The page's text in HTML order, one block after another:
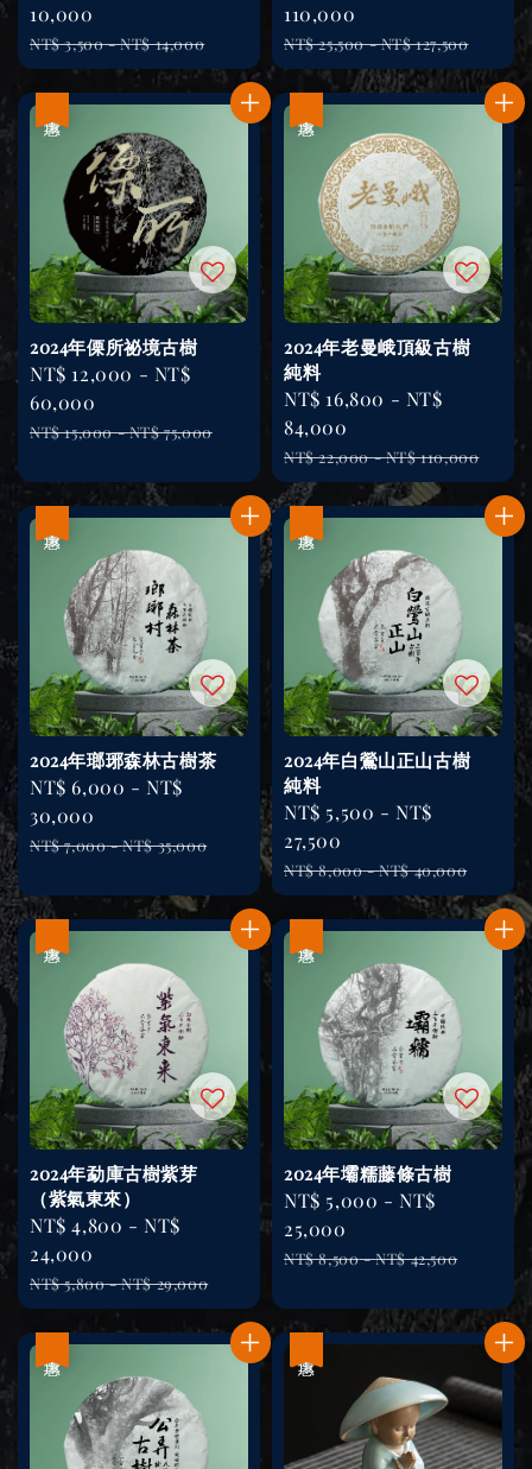
price
10,000
Regular
price
NT$ 3,500-NT$ 14,000
price
110,000
Regular
price
NT$ 25,500-NT$ 127,500
2024年傈所祕境古樹
Sale
price
NT$ 12,000 - NT$
60,000
Regular
NT$ 15,000-NT$ 75,000
2024年老曼峨頂級古樹
純料
Sale
price
NT$ 16,800 - NT$
84,000
Regular
price
NT$ 22,000-NT$ 110,000
2024年瑯琊森林古樹茶
Sale
price
NT$ 6,000 -NT$
30,000
Regular
NT$ 7,000-NT$ 35,000
2024年白鶯山正山古樹
純料
Sale
price
NT$ 5,500 -NT$
27,500
Regular
price
NT$ 8,000-NT$ 40,000
2024年勐庫古樹紫芽
（紫氣東來）
Sale
price
NT$ 4,800 -NT$
24,000
Regular
price
NT$ 5,800-NT$ 29,000
2024年壩糯藤條古樹
Sale
price
NT$ 5,000 -NT$
25,000
Regular
NT$ 8,500-NT$ 42,500